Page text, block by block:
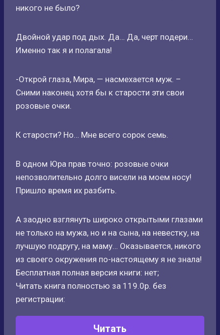
никого не было?
Двойной удар под дых. Да… Да, черт подери…
Именно так я и полагала!
-Открой глаза, Мира, — насмехается муж. –
Сними наконец хотя бы к старости эти свои
розовые очки.
К старости? Но… Мне всего сорок семь.
В одном Юра прав точно: розовые очки
непозволительно долго висели на моем носу!
Пришло время их разбить.
А заодно взглянуть широко открытыми глазами
не только на мужа, но и на сына, на невестку, на
лучшую подругу, на маму… Оказывается, никого
из своего окружения по-настоящему я не знала!
Бесплатная полная версия книги: нет;
Читать книга полностью за 119.0р. без
регистрации:
Читать